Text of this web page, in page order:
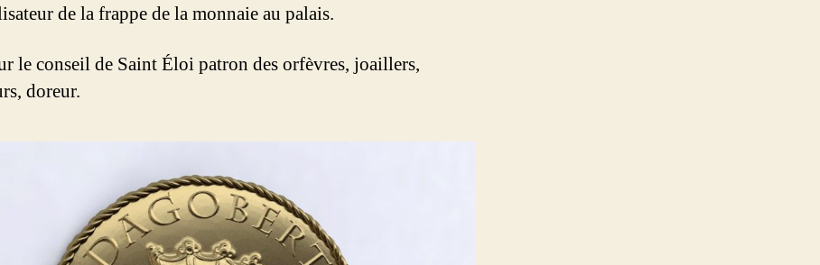
de la frappe de la monnaie au palais.
le conseil de Saint Éloi patron des orfèvres, joaillers,
doreur.